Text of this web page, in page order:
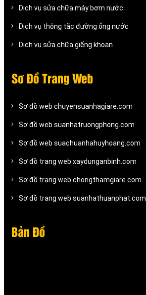
Dịch vụ sửa chữa máy bơm nước
Dịch vụ thông tắc đường ống nước
Dịch vụ sửa chữa giếng khoan
Sơ Đồ Trang Web
Sơ đồ web chuyensuanhagiare.com
Sơ đồ web suanhatruongphong.com
Sơ đồ web suachuanhahuyhoang.com
Sơ đồ trang web xaydunganbinh.com
Sơ đồ trang web chongthamgiare.com
Sơ đồ trang web suanhathuanphat.com
Bản Đồ